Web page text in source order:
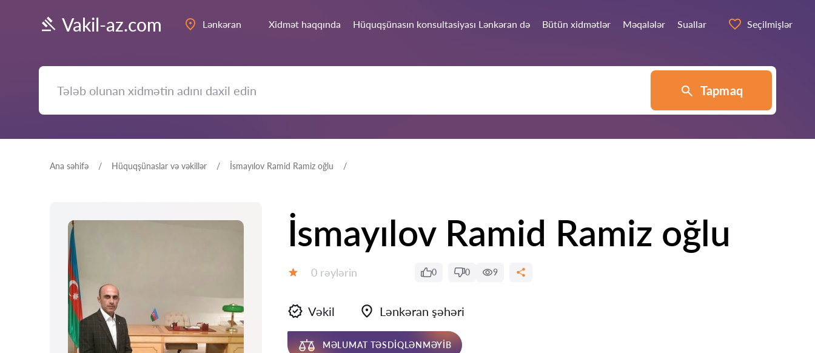
Vakil-az.com Lənkəran Xidmət haqqında Hüquqşünasın konsultasiyası Lənkəran də Bütün xidmətlər Məqalələr Suallar Seçilmişlər
Tapmaq
Ana səhifə Hüquqşünaslar və vəkillər İsmayılov Ramid Ramiz oğlu
İsmayılov Ramid Ramiz oğlu
Rəylər:
0 rəylərin 0 0 9
Vəkil Lənkəran şəhəri
MƏLUMAT TƏSDIQLƏNMƏYIB